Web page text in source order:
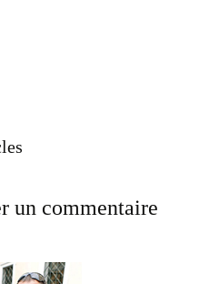
un commentaire